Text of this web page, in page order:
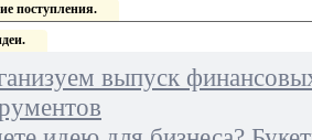
поступления.
выпуск